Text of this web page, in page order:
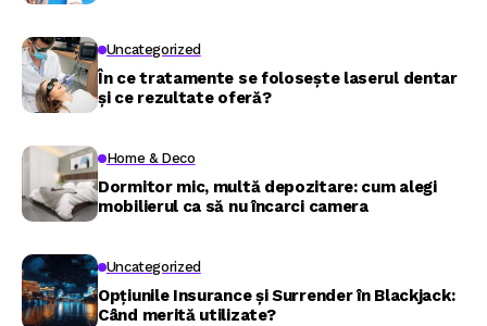
Uncategorized
În ce tratamente se folosește laserul dentar
și ce rezultate oferă?
Home & Deco
Dormitor mic, multă depozitare: cum alegi
mobilierul ca să nu încarci camera
Uncategorized
Opțiunile Insurance și Surrender în Blackjack:
Când merită utilizate?